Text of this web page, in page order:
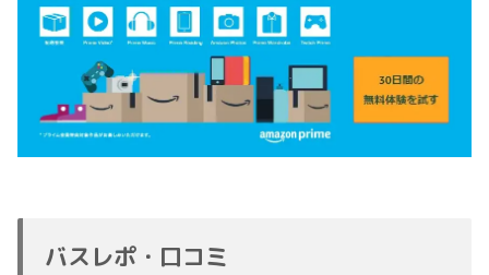
バスレポ・口コミ